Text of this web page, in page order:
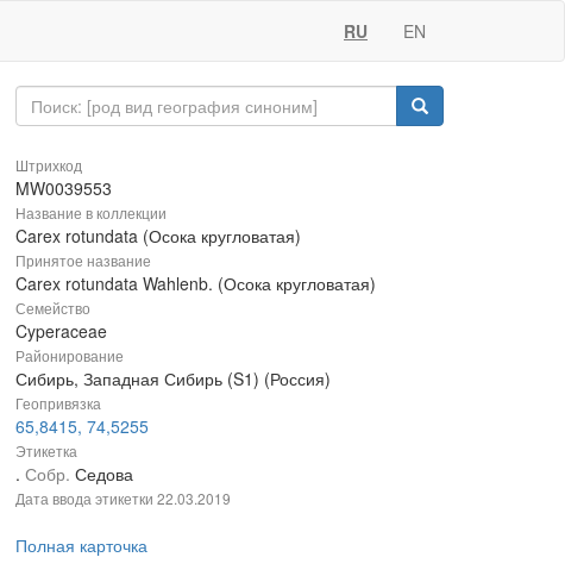
RU EN
Штрихкод
MW0039553
Название в коллекции
Carex rotundata (Осока кругловатая)
Принятое название
Carex rotundata Wahlenb. (Осока кругловатая)
Семейство
Cyperaceae
Районирование
Сибирь, Западная Сибирь (S1) (Россия)
Геопривязка
65,8415, 74,5255
Этикетка
. Собр. Седова
Дата ввода этикетки 22.03.2019
Полная карточка